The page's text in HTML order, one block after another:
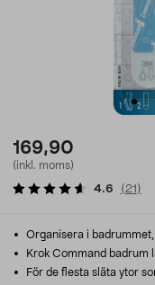
169,90
(inkl. moms)
4.6 ( 21 )
Organisera i
Krok Command badrum
För de flesta släta ytor